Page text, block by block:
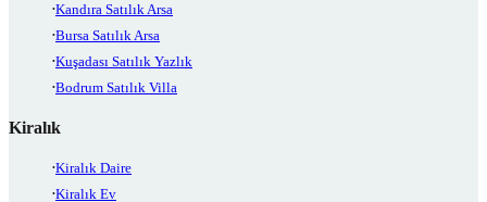
Kandıra Satılık Arsa
Bursa Satılık Arsa
Kuşadası Satılık Yazlık
Bodrum Satılık Villa
Kiralık
Kiralık Daire
Kiralık Ev